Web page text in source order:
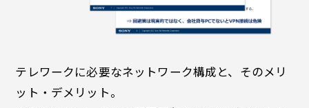
テレワークに必要なネットワーク構成と、そのメリ
ット・デメリット。